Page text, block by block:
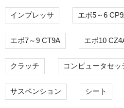
インプレッサ エボ5～6
エボ7～9 CT9A エボ10
クラッチ コンピュータセッ
サスペンション シート